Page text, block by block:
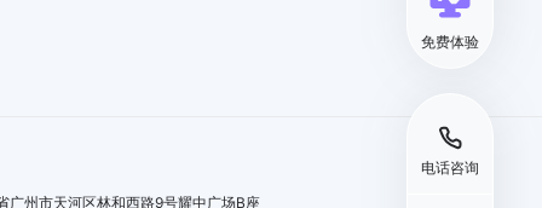
免费体验
电话咨询
广州市天河区林和西路9号耀中广场B座